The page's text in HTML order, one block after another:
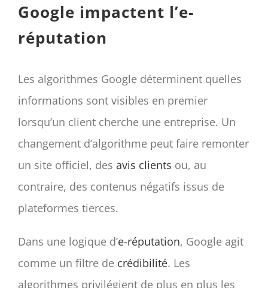
Google impactent l’e-
réputation
Les algorithmes Google déterminent quelles
informations sont visibles en premier
lorsqu’un client cherche une entreprise. Un
changement d’algorithme peut faire remonter
un site officiel, des avis clients ou, au
contraire, des contenus négatifs issus de
plateformes tierces.
Dans une logique d’e-réputation, Google agit
comme un filtre de crédibilité. Les
algorithmes privilégient de plus en plus les